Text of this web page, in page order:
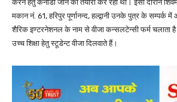
करने हेतु कनाडा जाने की तैयारी कर रहा था। इसी दौरान
मकान नं. 61, हरिपुर पूर्णानन्द, हल्द्वानी उनके पुत्र के सम्पर्क
शैरिक इण्टरनेशनल के नाम से वीजा कन्सलटेन्सी फर्म चलाता है
उच्च शिक्षा हेतु स्टूडेन्ट वीजा दिलवाते हैं।